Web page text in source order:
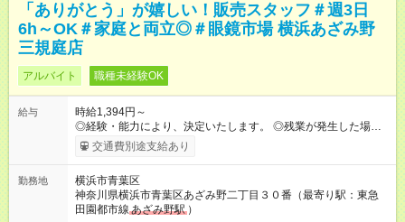
「ありがとう」が嬉しい！販売スタッフ＃週3日
6h～OK＃家庭と両立◎＃眼鏡市場 横浜あざみ野
三規庭店
アルバイト 職種未経験OK
給与
時給1,394円～
◎経験・能力により、決定いたします。 ◎残業が発生した場合
は、1分単位で時間外手当を支給します。 【試用期間】試用期間
あり 試用期間の長さ：3ヶ月 雇用形態、給与は本採用時と同じ
交通費別途支給あり
勤務地
横浜市青葉区
神奈川県横浜市青葉区あざみ野二丁目３０番（最寄り駅：東急
田園都市線 あざみ野駅 ）